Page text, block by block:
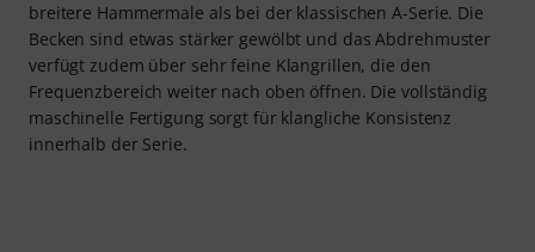
breitere Hammermale als bei der klassischen A-Serie. Die
Becken sind etwas stärker gewölbt und das Abdrehmuster
verfügt zudem über sehr feine Klangrillen, die den
Frequenzbereich weiter nach oben öffnen. Die vollständig
maschinelle Fertigung sorgt für klangliche Konsistenz
innerhalb der Serie.